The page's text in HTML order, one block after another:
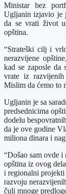
Ministar bez
Ugljanin izjavio je
da se vrati život
opština.
“Strateški cilj i
nerazvijene
kad se zaposle da
vrate iz razvijenih
Mislim da ćemo to
Ugljanin je sa
predsednicima
dodelu
da je ove godine
miliona dinara i
“Došao sam ovde i
opština iz ovog
i regionalni
razvoju
čuli mnoge